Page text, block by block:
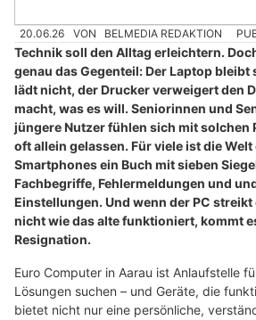
20.06.26 VON BELMEDIA REDAKTION
Technik soll den Alltag erleichtern.
genau das Gegenteil: Der Laptop bleibt
lädt nicht, der Drucker verweigert den
macht, was es will. Seniorinnen und
jüngere Nutzer fühlen sich mit solchen
oft allein gelassen. Für viele ist die
Smartphones ein Buch mit sieben
Fachbegriffe, Fehlermeldungen und
Einstellungen. Und wenn der PC streikt
nicht wie das alte funktioniert, kommt
Resignation.
Euro Computer in Aarau ist Anlaufstelle
Lösungen suchen – und Geräte, die
bietet nicht nur eine persönliche,